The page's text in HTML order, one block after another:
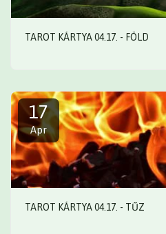
TAROT KÁRTYA 04.17. - FÖLD
17
Apr
TAROT KÁRTYA 04.17. - TŰZ